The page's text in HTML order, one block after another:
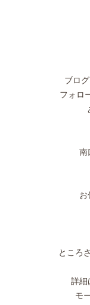
ブロ
フォロ
南
お
ところ
詳細
モ